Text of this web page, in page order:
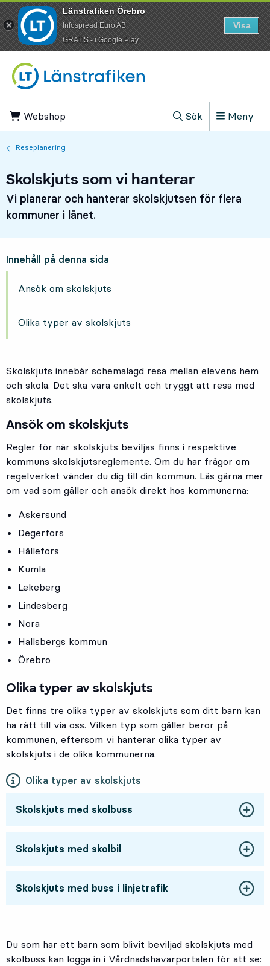
Webshop
Sök
, Visa sökfältet
Meny
Reseplanering
Skolskjuts som vi hanterar
Vi planerar och hanterar skolskjutsen för flera
kommuner i länet.
Innehåll på denna sida
Ansök om skolskjuts
Olika typer av skolskjuts
Skolskjuts innebär schemalagd resa mellan elevens hem
och skola. Det ska vara enkelt och tryggt att resa med
skolskjuts.
Ansök om skolskjuts
Regler för när skolskjuts beviljas finns i respektive
kommuns skolskjutsreglemente. Om du har frågor om
regelverket vänder du dig till din kommun. Läs gärna mer
om vad som gäller och ansök direkt hos kommunerna:
Askersund
Degerfors
Hällefors
Kumla
Lekeberg
Lindesberg
Nora
Hallsbergs kommun
Örebro
Olika typer av skolskjuts
Det finns tre olika typer av skolskjuts som ditt barn kan
ha rätt till via oss. Vilken typ som gäller beror på
kommunen, eftersom vi hanterar olika typer av
skolskjuts i de olika kommunerna.
Olika typer av skolskjuts
Skolskjuts med skolbuss
Skolskjuts med skolbil
Skolskjuts med buss i linjetrafik
Du som har ett barn som blivit beviljad skolskjuts med
skolbuss kan logga in i Vårdnadshavarportalen för att se:
Länstrafiken Örebro
Infospread Euro AB
​GRATIS - i Google Play
Visa